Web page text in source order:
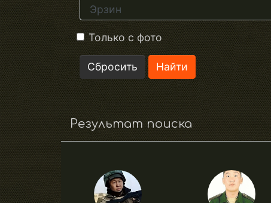
Только с фото
Сбросить Найти
Результат поиска